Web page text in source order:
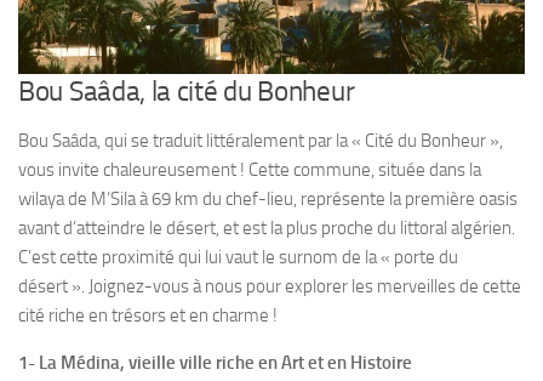
Bou Saâda, la cité du Bonheur
Bou Saâda, qui se traduit littéralement par la « Cité du Bonheur »,
vous invite chaleureusement ! Cette commune, située dans la
wilaya de M’Sila à 69 km du chef-lieu, représente la première oasis
avant d’atteindre le désert, et est la plus proche du littoral algérien.
C’est cette proximité qui lui vaut le surnom de la « porte du
désert ». Joignez-vous à nous pour explorer les merveilles de cette
cité riche en trésors et en charme !
1- La Médina, vieille ville riche en Art et en Histoire